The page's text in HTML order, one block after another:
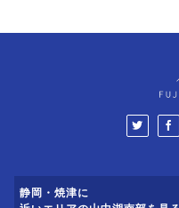
静岡・焼津に